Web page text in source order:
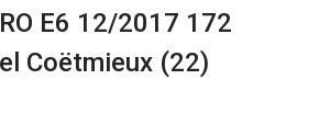
E6 12/2017 172
Coëtmieux (22)